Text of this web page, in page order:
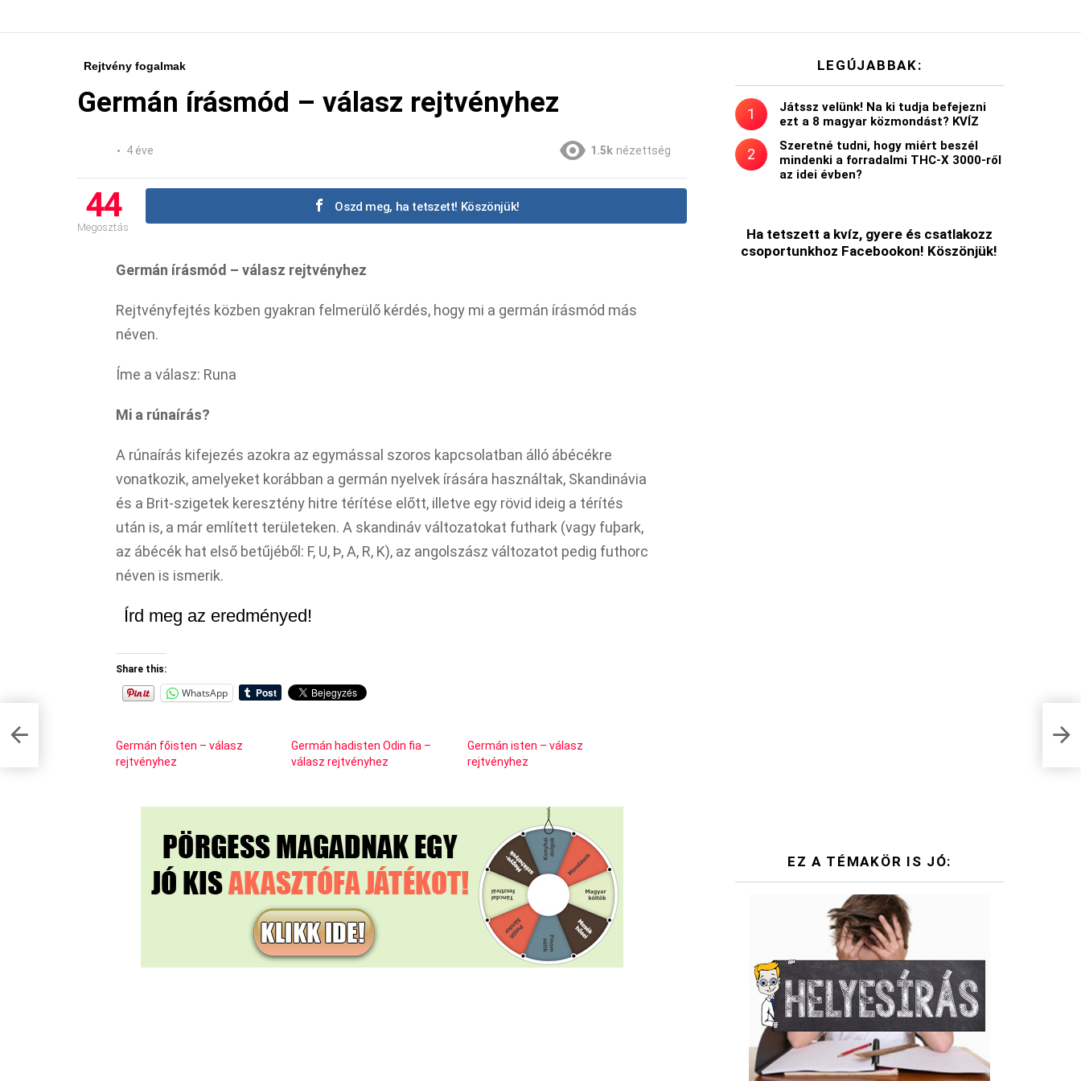
Rejtvény fogalmak
Germán írásmód – válasz rejtvényhez
4 éve 1.5k nézettség
44
Megosztás
Oszd meg, ha tetszett! Köszönjük!
Germán írásmód – válasz rejtvényhez
Rejtvényfejtés közben gyakran felmerülő kérdés, hogy mi a germán írásmód más
néven.
Íme a válasz: Runa
Mi a rúnaírás?
A rúnaírás kifejezés azokra az egymással szoros kapcsolatban álló ábécékre
vonatkozik, amelyeket korábban a germán nyelvek írására használtak, Skandinávia
és a Brit-szigetek keresztény hitre térítése előtt, illetve egy rövid ideig a térítés
után is, a már említett területeken. A skandináv változatokat futhark (vagy fuþark,
az ábécék hat első betűjéből: F, U, Þ, A, R, K), az angolszász változatot pedig futhorc
néven is ismerik.
Írd meg az eredményed!
Share this:
WhatsApp
Germán főisten – válasz
rejtvényhez
Germán hadisten Odin fia –
válasz rejtvényhez
Germán isten – válasz
rejtvényhez
LEGÚJABBAK:
Játssz velünk! Na ki tudja befejezni
ezt a 8 magyar közmondást? KVÍZ
Szeretné tudni, hogy miért beszél
mindenki a forradalmi THC-X 3000-ről
az idei évben?
Ha tetszett a kvíz, gyere és csatlakozz
csoportunkhoz Facebookon! Köszönjük!
EZ A TÉMAKÖR IS JÓ: